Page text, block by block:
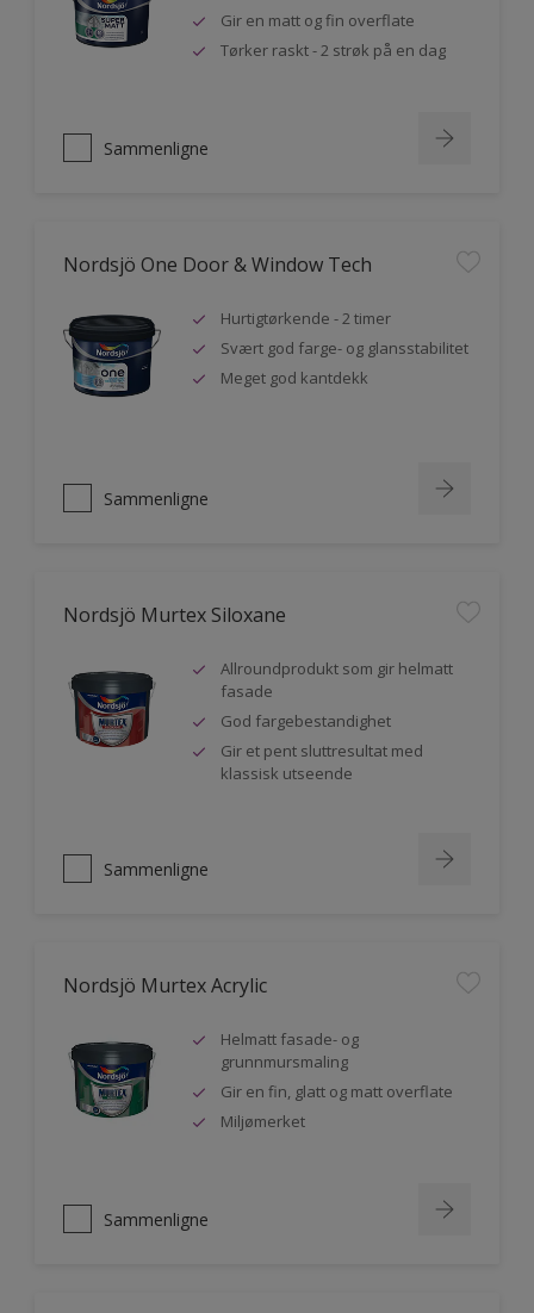
Gir en matt og fin overflate
Tørker raskt - 2 strøk på en dag
Sammenligne
Nordsjö One Door & Window Tech
Hurtigtørkende - 2 timer
Svært god farge- og glansstabilitet
Meget god kantdekk
Sammenligne
Nordsjö Murtex Siloxane
Allroundprodukt som gir helmatt
fasade
God fargebestandighet
Gir et pent sluttresultat med
klassisk utseende
Sammenligne
Nordsjö Murtex Acrylic
Helmatt fasade- og
grunnmursmaling
Gir en fin, glatt og matt overflate
Miljømerket
Sammenligne